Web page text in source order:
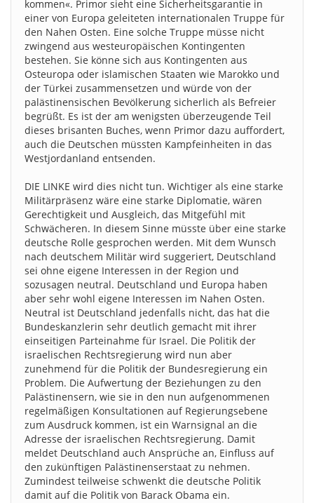
kommen«. Primor sieht eine Sicherheitsgarantie in
einer von Europa geleiteten internationalen Truppe für
den Nahen Osten. Eine solche Truppe müsse nicht
zwingend aus westeuropäischen Kontingenten
bestehen. Sie könne sich aus Kontingenten aus
Osteuropa oder islamischen Staaten wie Marokko und
der Türkei zusammensetzen und würde von der
palästinensischen Bevölkerung sicherlich als Befreier
begrüßt. Es ist der am wenigsten überzeugende Teil
dieses brisanten Buches, wenn Primor dazu auffordert,
auch die Deutschen müssten Kampfeinheiten in das
Westjordanland entsenden.
DIE LINKE wird dies nicht tun. Wichtiger als eine starke
Militärpräsenz wäre eine starke Diplomatie, wären
Gerechtigkeit und Ausgleich, das Mitgefühl mit
Schwächeren. In diesem Sinne müsste über eine starke
deutsche Rolle gesprochen werden. Mit dem Wunsch
nach deutschem Militär wird suggeriert, Deutschland
sei ohne eigene Interessen in der Region und
sozusagen neutral. Deutschland und Europa haben
aber sehr wohl eigene Interessen im Nahen Osten.
Neutral ist Deutschland jedenfalls nicht, das hat die
Bundeskanzlerin sehr deutlich gemacht mit ihrer
einseitigen Parteinahme für Israel. Die Politik der
israelischen Rechtsregierung wird nun aber
zunehmend für die Politik der Bundesregierung ein
Problem. Die Aufwertung der Beziehungen zu den
Palästinensern, wie sie in den nun aufgenommenen
regelmäßigen Konsultationen auf Regierungsebene
zum Ausdruck kommen, ist ein Warnsignal an die
Adresse der israelischen Rechtsregierung. Damit
meldet Deutschland auch Ansprüche an, Einfluss auf
den zukünftigen Palästinenserstaat zu nehmen.
Zumindest teilweise schwenkt die deutsche Politik
damit auf die Politik von Barack Obama ein.